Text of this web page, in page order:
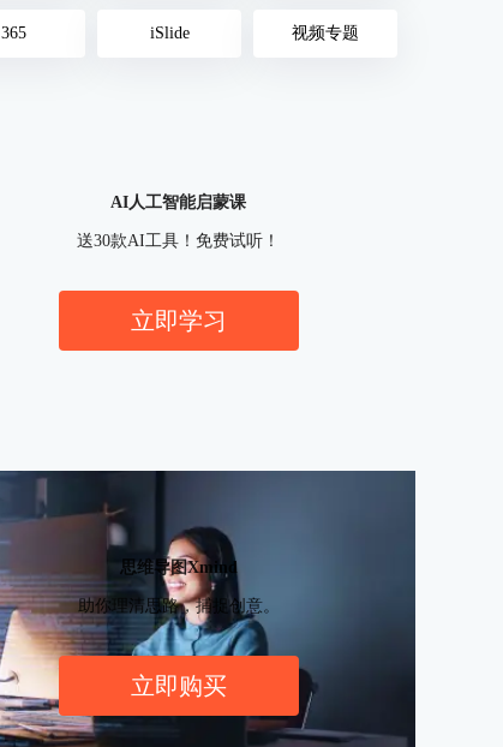
365 iSlide 视频专题
AI人工智能启蒙课
送30款AI工具！免费试听！
立即学习
思维导图Xmind
助你理清思路，捕捉创意。
立即购买